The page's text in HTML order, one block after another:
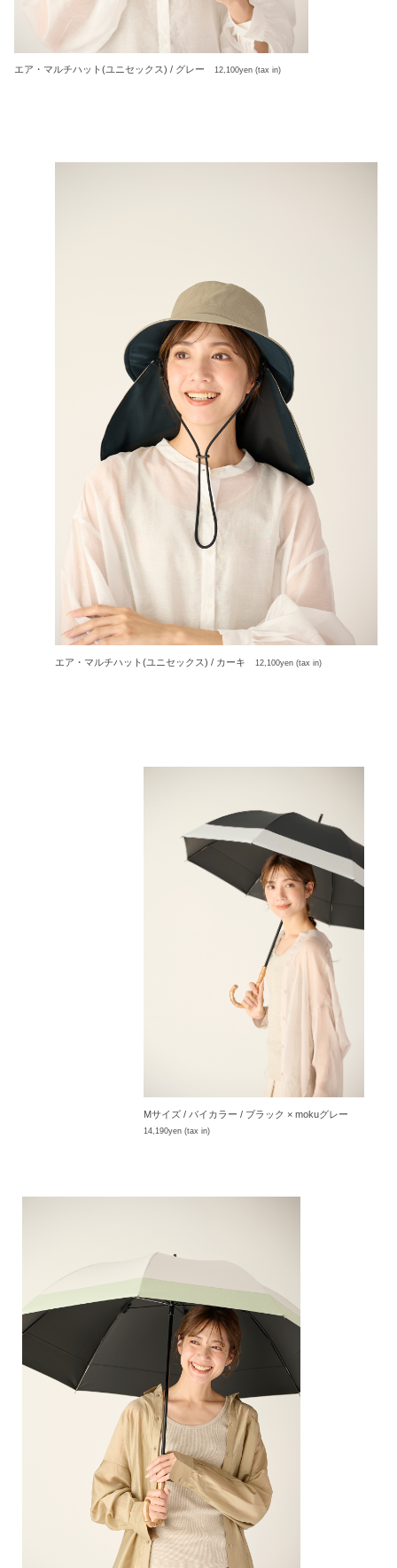
エア・マルチハット(ユニセックス) / グレー 12,100yen (tax in)
エア・マルチハット(ユニセックス) / カーキ 12,100yen (tax in)
Mサイズ / バイカラー / ブラック × mokuグレー
14,190yen (tax in)